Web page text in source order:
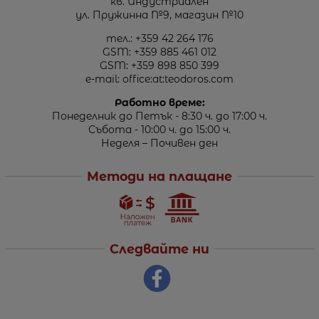
ул. Пружинна №9, магазин №10
тел.: +359 42 264 176
GSM: +359 885 461 012
GSM: +359 898 850 399
e-mail: office:at:teodoros.com
Работно време:
Понеделник до Петък - 8:30 ч. до 17:00 ч.
Събота - 10:00 ч. до 15:00 ч.
Неделя – Почивен ден
Методи на плащане
Следвайте ни